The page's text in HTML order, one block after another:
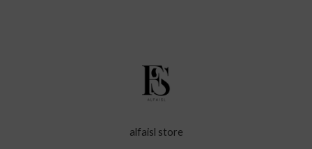
alfaisl store